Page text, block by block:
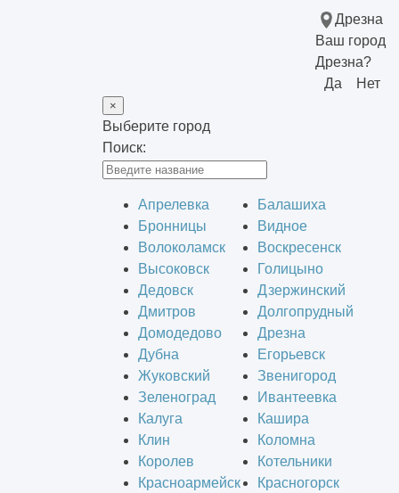
Дрезна
Ваш город
Дрезна?
Да
Нет
×
Выберите город
Поиск:
Апрелевка
Балашиха
Бронницы
Видное
Волоколамск
Воскресенск
Высоковск
Голицыно
Дедовск
Дзержинский
Дмитров
Долгопрудный
Домодедово
Дрезна
Дубна
Егорьевск
Жуковский
Звенигород
Зеленоград
Ивантеевка
Калуга
Кашира
Клин
Коломна
Королев
Котельники
Красноармейск
Красногорск